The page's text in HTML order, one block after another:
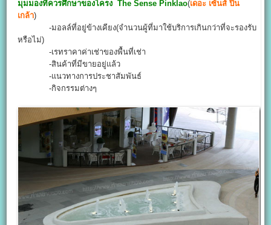
มุมมองที่ควรศึกษาของโครงThe Sense Pinklao(เดอะ เซ้นส์ ปิ่น
เกล้า)
-มอลล์ที่อยู่ข้างเคียง(จำนวนผู้ที่มาใช้บริการเกินกว่าที่จะรองรับ
หรือไม่)
-เรทราคาค่าเช่าของพื้นที่เช่า
-สินค้าที่มีขายอยู่แล้ว
-แนวทางการประชาสัมพันธ์
-กิจกรรมต่างๆ